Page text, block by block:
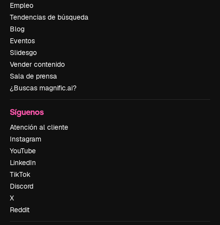
Empleo
Tendencias de búsqueda
Blog
Eventos
Slidesgo
Vender contenido
Sala de prensa
¿Buscas magnific.ai?
Síguenos
Atención al cliente
Instagram
YouTube
LinkedIn
TikTok
Discord
X
Reddit